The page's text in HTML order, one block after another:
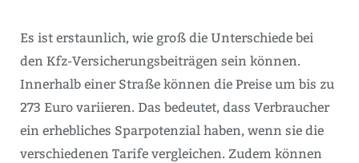
Es ist erstaunlich, wie groß die Unterschiede bei
den Kfz-Versicherungsbeiträgen sein können.
Innerhalb einer Straße können die Preise um bis zu
273 Euro variieren. Das bedeutet, dass Verbraucher
ein erhebliches Sparpotenzial haben, wenn sie die
verschiedenen Tarife vergleichen. Zudem können